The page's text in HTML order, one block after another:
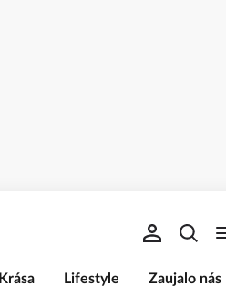
Krása Lifestyle Zaujalo nás